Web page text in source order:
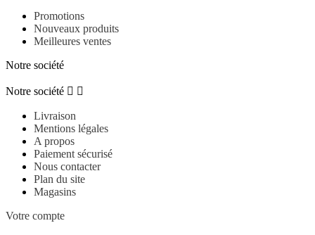
Promotions
Nouveaux produits
Meilleures ventes
Notre société
Notre société  
Livraison
Mentions légales
A propos
Paiement sécurisé
Nous contacter
Plan du site
Magasins
Votre compte